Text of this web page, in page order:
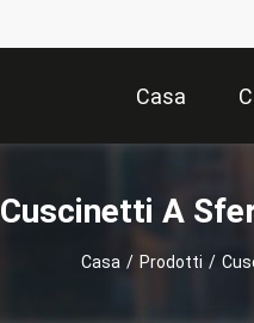
Casa
Cuscinetti A
Casa / Prodotti /